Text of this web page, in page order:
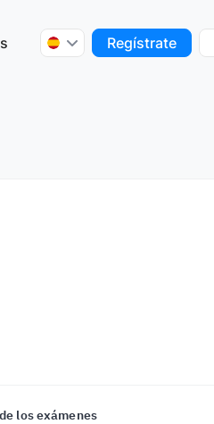
Regístrate
los exámenes